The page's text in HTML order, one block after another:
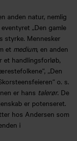
anden natur, nemlig
„Den gamle
styrke. Mennesker
et medium, en anden
et handlingsforløb,
„Den
o. s.
er hans talerør. De
er potenseret.
hos Andersen som
i